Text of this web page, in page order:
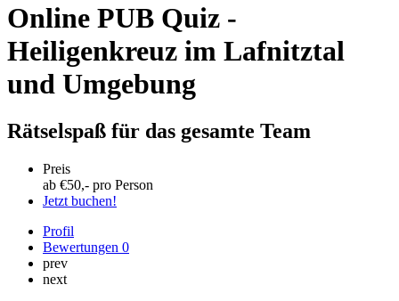
Online PUB Quiz -
Heiligenkreuz im Lafnitztal
und Umgebung
Rätselspaß für das gesamte Team
Preis
ab €50,- pro Person
Jetzt buchen!
Profil
Bewertungen 0
prev
next